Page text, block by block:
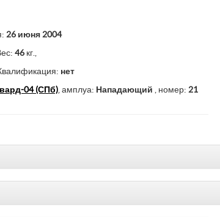
26 июня 2004
46 кг.,
Квалификация: нет
04 (СПб) , амплуа: Нападающий , номер: 21